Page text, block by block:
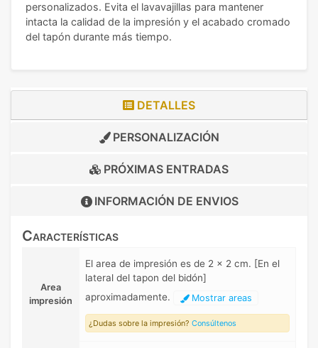
personalizados. Evita el lavavajillas para mantener
intacta la calidad de la impresión y el acabado cromado
del tapón durante más tiempo.
DETALLES
PERSONALIZACIÓN
PRÓXIMAS ENTRADAS
INFORMACIÓN DE ENVIOS
Características
Area
impresión
El area de impresión es de 2 x 2 cm. [En el
lateral del tapon del bidón]
aproximadamente.
Mostrar areas
¿Dudas sobre la impresión? Consúltenos